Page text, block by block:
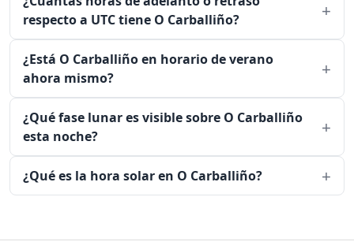
respecto a UTC tiene O Carballiño?
¿Está O Carballiño en horario de verano
ahora mismo?
¿Qué fase lunar es visible sobre O Carballiño
esta noche?
¿Qué es la hora solar en O Carballiño?